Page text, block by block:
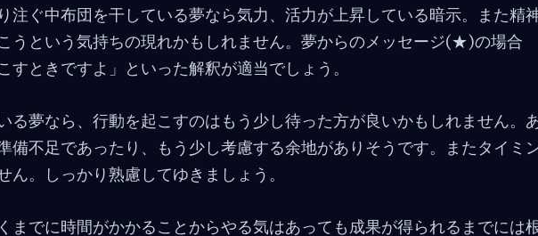
注ぐ中布団を干している夢なら気力、活力が上昇している暗示。また精
うという気持ちの現れかもしれません。夢からのメッセージ(★)の場合
すときですよ」といった解釈が適当でしょう。
る夢なら、行動を起こすのはもう少し待った方が良いかもしれません。
備不足であったり、もう少し考慮する余地がありそうです。またタイミ
ん。しっかり熟慮してゆきましょう。
までに時間がかかることからやる気はあっても成果が得られるまでには